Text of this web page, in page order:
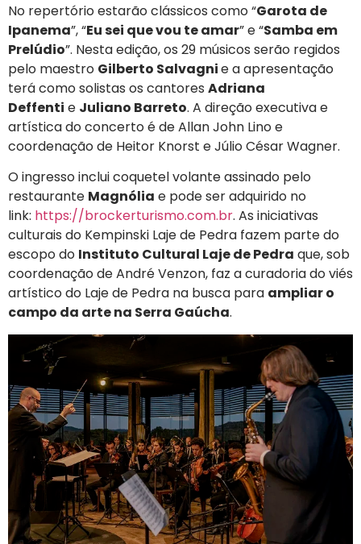
No repertório estarão clássicos como “Garota de
Ipanema”, “Eu sei que vou te amar” e “Samba em
Prelúdio”. Nesta edição, os 29 músicos serão regidos
pelo maestro Gilberto Salvagnie a apresentação
terá como solistas os cantores Adriana
Deffenti e Juliano Barreto. A direção executiva e
artística do concerto é de Allan John Lino e
coordenação de Heitor Knorst e Júlio César Wagner.
O ingresso inclui coquetel volante assinado pelo
restaurante Magnólia e pode ser adquirido no
link: https://brockerturismo.com.br. As iniciativas
culturais do Kempinski Laje de Pedra fazem parte do
escopo do Instituto Cultural Laje de Pedra que, sob
coordenação de André Venzon, faz a curadoria do viés
artístico do Laje de Pedra na busca para ampliar o
campo da arte na Serra Gaúcha.